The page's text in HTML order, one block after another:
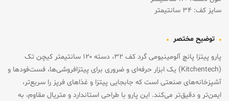
پارو پیتزا پانچ آلومینیومی گرد کف ۳۲، دسته ۱۲۰ سانتیمتر کیچن تک
(Kitchentech) یک ابزار حرفه‌ای و ضروری برای پیتزافروشی‌ها، فست‌فودها و
آشپزخانه‌های صنعتی است که جابجایی پیتزا و غذاهای فرپز را سریع‌تر،
ایمن‌تر و دقیق‌تر می‌کند. این پارو با طراحی استاندارد و متریال مقاوم، به
سایز کف: ۳۴ سانتیمتر
توضیح مختصر